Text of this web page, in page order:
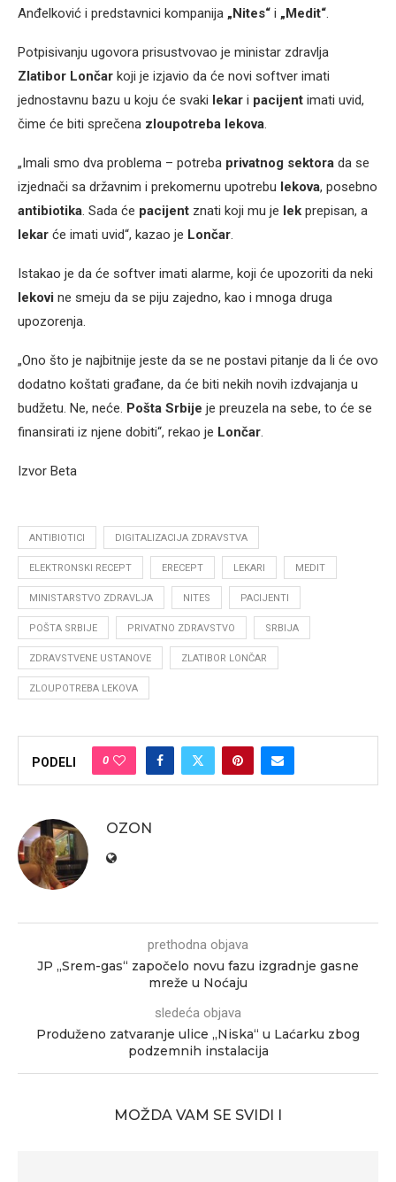
Anđelković i predstavnici kompanija „Nites“ i „Medit“.
Potpisivanju ugovora prisustvovao je ministar zdravlja
Zlatibor Lončar koji je izjavio da će novi softver imati
jednostavnu bazu u koju će svaki lekar i pacijent imati uvid,
čime će biti sprečena zloupotreba lekova.
„Imali smo dva problema – potreba privatnog sektora da se
izjednači sa državnim i prekomernu upotrebu lekova, posebno
antibiotika. Sada će pacijent znati koji mu je lek prepisan, a
lekar će imati uvid“, kazao je Lončar.
Istakao je da će softver imati alarme, koji će upozoriti da neki
lekovi ne smeju da se piju zajedno, kao i mnoga druga
upozorenja.
„Ono što je najbitnije jeste da se ne postavi pitanje da li će ovo
dodatno koštati građane, da će biti nekih novih izdvajanja u
budžetu. Ne, neće. Pošta Srbije je preuzela na sebe, to će se
finansirati iz njene dobiti“, rekao je Lončar.
Izvor Beta
ANTIBIOTICI DIGITALIZACIJA ZDRAVSTVA
ELEKTRONSKI RECEPT ERECEPT LEKARI MEDIT
MINISTARSTVO ZDRAVLJA NITES PACIJENTI
POŠTA SRBIJE PRIVATNO ZDRAVSTVO SRBIJA
ZDRAVSTVENE USTANOVE ZLATIBOR LONČAR
ZLOUPOTREBA LEKOVA
PODELI 0
OZON
prethodna objava
JP „Srem-gas“ započelo novu fazu izgradnje gasne
mreže u Noćaju
sledeća objava
Produženo zatvaranje ulice „Niska“ u Laćarku zbog
podzemnih instalacija
MOŽDA VAM SE SVIDI I